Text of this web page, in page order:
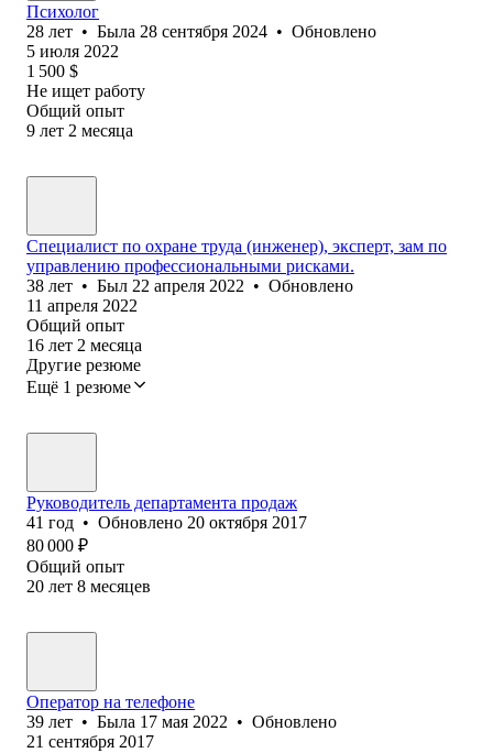
Психолог
28 лет • Была 28 сентября 2024 • Обновлено
5 июля 2022
1 500 $
Не ищет работу
Общий опыт
9 лет 2 месяца
Специалист по охране труда (инженер), эксперт, зам по
управлению профессиональными рисками.
38 лет • Был 22 апреля 2022 • Обновлено
11 апреля 2022
Общий опыт
16 лет 2 месяца
Другие резюме
Ещё 1 резюме
Руководитель департамента продаж
41 год • Обновлено 20 октября 2017
80 000 ₽
Общий опыт
20 лет 8 месяцев
Оператор на телефоне
39 лет • Была 17 мая 2022 • Обновлено
21 сентября 2017